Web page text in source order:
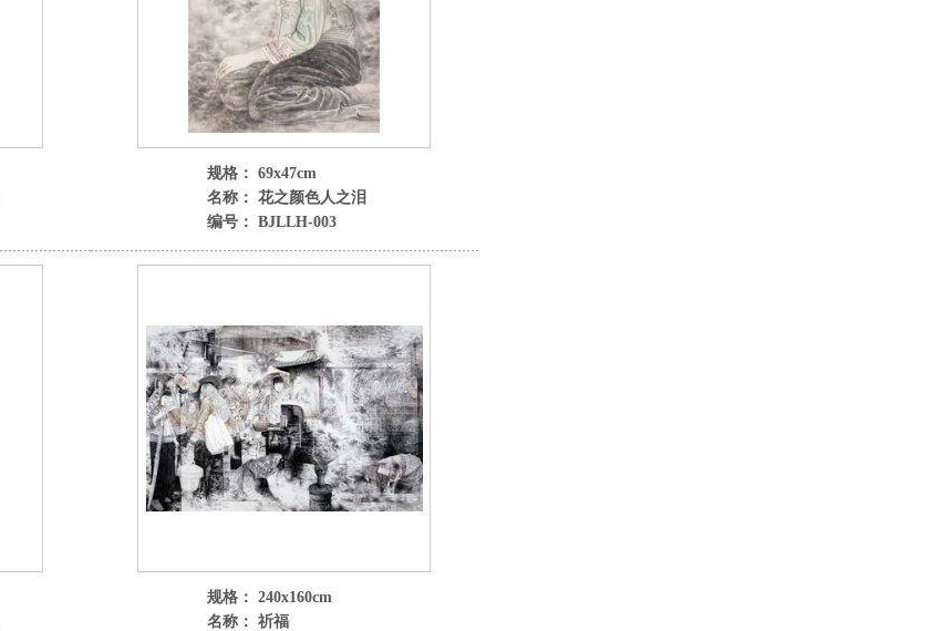
规格： 69x47cm
名称： 花之颜色人之泪
编号： BJLLH-003
规格： 240x160cm
名称： 祈福